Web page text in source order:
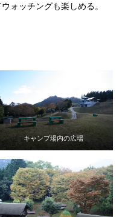
ォッチングも楽しめる。
キャンプ場内の広場